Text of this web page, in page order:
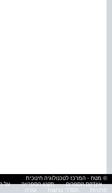
© מטח - המרכז לטכנולוגיה חינוכית
אינדקס הספרים
תקנון הספרייה על
פרטיות
הסדרי נגישות עזרה